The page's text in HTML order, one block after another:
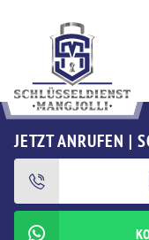
JETZT ANRUFEN |